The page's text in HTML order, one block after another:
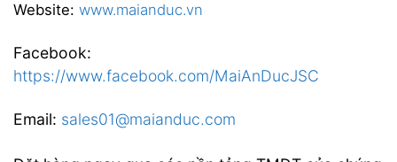
Website: www.maianduc.vn
Facebook:
https://www.facebook.com/MaiAnDucJSC
Email: sales01@maianduc.com